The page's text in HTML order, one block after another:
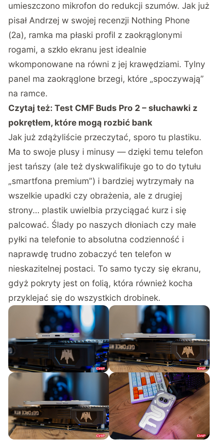
umieszczono mikrofon do redukcji szumów. Jak już
pisał Andrzej w swojej recenzji Nothing Phone
(2a), ramka ma płaski profil z zaokrąglonymi
rogami, a szkło ekranu jest idealnie
wkomponowane na równi z jej krawędziami. Tylny
panel ma zaokrąglone brzegi, które „spoczywają”
na ramce.
Czytaj też:Test CMF Buds Pro 2 – słuchawki z
pokrętłem, które mogą rozbić bank
Jak już zdążyliście przeczytać, sporo tu plastiku.
Ma to swoje plusy i minusy — dzięki temu telefon
jest tańszy (ale też dyskwalifikuje go to do tytułu
„smartfona premium”) i bardziej wytrzymały na
wszelkie upadki czy obrażenia, ale z drugiej
strony… plastik uwielbia przyciągać kurz i się
palcować. Ślady po naszych dłoniach czy małe
pyłki na telefonie to absolutna codzienność i
naprawdę trudno zobaczyć ten telefon w
nieskazitelnej postaci. To samo tyczy się ekranu,
gdyż pokryty jest on folią, która również kocha
przyklejać się do wszystkich drobinek.